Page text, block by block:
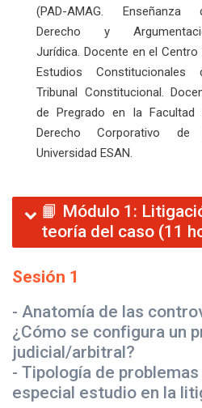
(PAD-AMAG. Enseñanza
Derecho y
Jurídica. Docente en el Centro
Estudios Constitucionales
Tribunal Constitucional.
de Pregrado en la Facultad
Derecho Corporativo de
Universidad ESAN.
📙 Módulo 1:
teoría del caso (11
Sesión 1
- Anatomía de las
¿Cómo se configura un
judicial/arbitral?
- Tipología de
especial estudio en la